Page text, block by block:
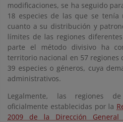
modificaciones, se ha seguido
18 especies de las que se tenía
cuanto a su distribución y
límites de las regiones
parte el método divisivo ha
territorio nacional en 57 regiones
39 especies o géneros, cuya
administrativos.
Legalmente, las regiones
oficialmente establecidas por la
2009 de la Dirección